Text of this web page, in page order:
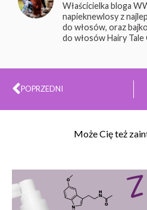
Właścicielka bloga
napieknewlosy z
do włosów, oraz
do włosów Hairy
Prev
POPRZEDNI
Może Cię też